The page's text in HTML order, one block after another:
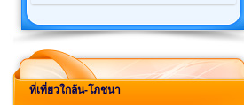
ที่เที่ยวใกล้น-โภชนา